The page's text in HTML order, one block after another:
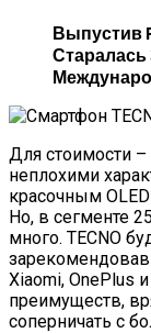
Выпустив
Для стоимости –
неплохими
красочным
Но, в сегменте
много. TECNO
Xiaomi, OnePlus
преимуществ,
соперничать с